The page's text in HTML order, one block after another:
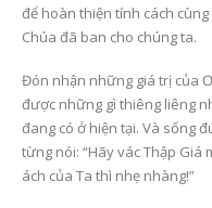
để hoàn thiện tính cách
Chúa đã ban cho chúng ta.
Đón nhận những giá trị của
được những gì thiêng liêng
đang có ở hiện tại. Và sống
từng nói: “Hãy vác Thập Giá
ách của Ta thì nhẹ nhàng!”